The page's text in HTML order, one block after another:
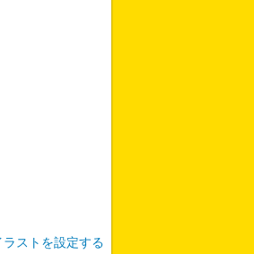
ストを設定する